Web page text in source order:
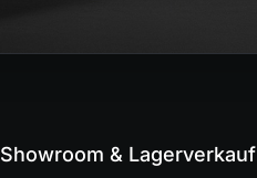
Showroom & Lagerverkauf